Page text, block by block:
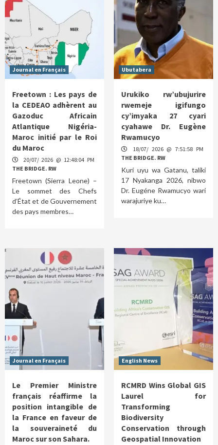
Journal en Français
Freetown : Les pays de
la CEDEAO adhèrent au
Gazoduc Africain
Atlantique Nigéria-
Maroc initié par le Roi
du Maroc
20/07/ 2026 @ 12:48:04 PM
THE BRIDGE. RW
Freetown (Sierra Leone) –
Le sommet des Chefs
d’État et de Gouvernement
des pays membres…
Ubutabera
Urukiko rw’ubujurire
rwemeje igifungo
cy’imyaka 27 cyari
cyahawe Dr. Eugène
Rwamucyo
18/07/ 2026 @ 7:51:58 PM
THE BRIDGE. RW
Kuri uyu wa Gatanu, taliki
17 Nyakanga 2026, nibwo
Dr. Eugéne Rwamucyo wari
warajuriye ku…
Journal en Français
Le Premier Ministre
français réaffirme la
position intangible de
la France en faveur de
la souveraineté du
Maroc sur son Sahara.
English News
RCMRD Wins Global GIS
Laurel for
Transforming
Biodiversity
Conservation through
Geospatial Innovation